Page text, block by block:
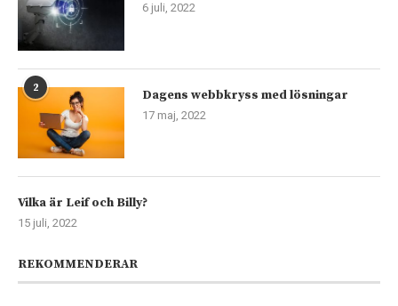
6 juli, 2022
2 Dagens webbkryss med lösningar
17 maj, 2022
Vilka är Leif och Billy?
15 juli, 2022
REKOMMENDERAR